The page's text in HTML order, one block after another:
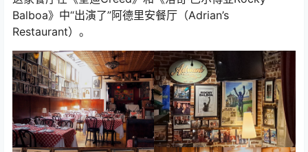
Balboa》中“出演了”阿德里安餐厅（Adrian’s
Restaurant）。